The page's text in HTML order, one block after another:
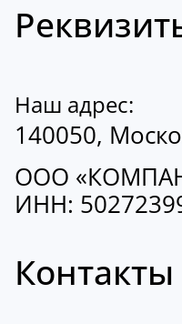
Наш адрес:
140050,
ООО
ИНН:
Контакты